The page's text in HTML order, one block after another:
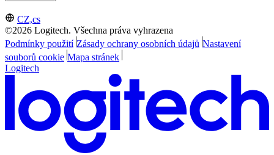
CZ,cs
©2026 Logitech. Všechna práva vyhrazena
Podmínky použití Zásady ochrany osobních údajů Nastavení
souborů cookie Mapa stránek
Logitech